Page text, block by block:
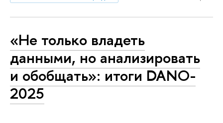
«Не только владеть
данными, но анализировать
и обобщать»: итоги DANO-
2025